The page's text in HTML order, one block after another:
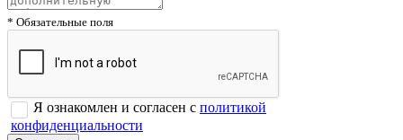
* Обязательные поля
Я ознакомлен и согласен с политикой
конфиденциальности